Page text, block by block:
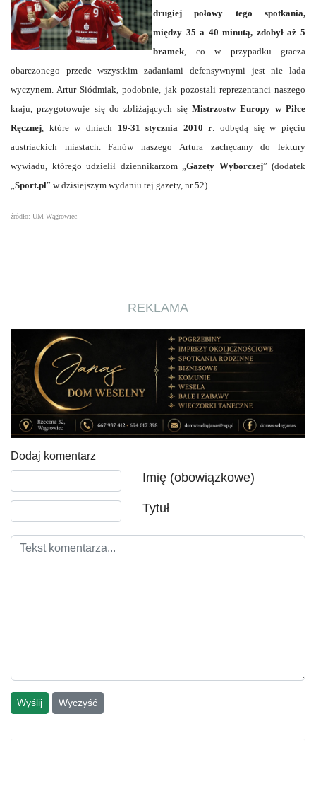
drugiej połowy tego spotkania,
między 35 a 40 minutą, zdobył aż 5
bramek , co w przypadku gracza
obarczonego przede wszystkim zadaniami defensywnymi jest nie lada
wyczynem. Artur Siódmiak, podobnie, jak pozostali reprezentanci naszego
kraju, przygotowuje się do zbliżających się Mistrzostw Europy w Piłce
Ręcznej , które w dniach 19-31 stycznia 2010 r . odbędą się w pięciu
austriackich miastach. Fanów naszego Artura zachęcamy do lektury
wywiadu, którego udzielił dziennikarzom „ Gazety Wyborczej” (dodatek
Sport.pl” w dzisiejszym wydaniu tej gazety, nr 52).
źródło: UM Wągrowiec
REKLAMA
Dodaj komentarz
Imię (obowiązkowe)
Tytuł
Tekst komentarza
Wyślij Wyczyść